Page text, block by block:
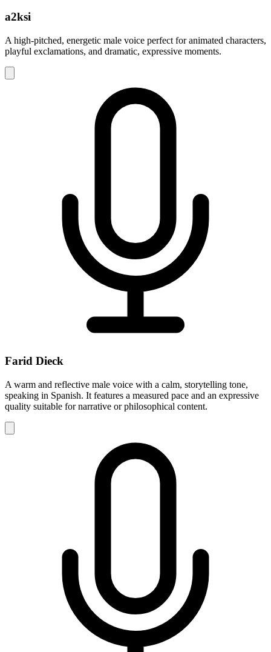
a2ksi
A high-pitched, energetic male voice perfect for animated characters,
playful exclamations, and dramatic, expressive moments.
Farid Dieck
A warm and reflective male voice with a calm, storytelling tone,
speaking in Spanish. It features a measured pace and an expressive
quality suitable for narrative or philosophical content.